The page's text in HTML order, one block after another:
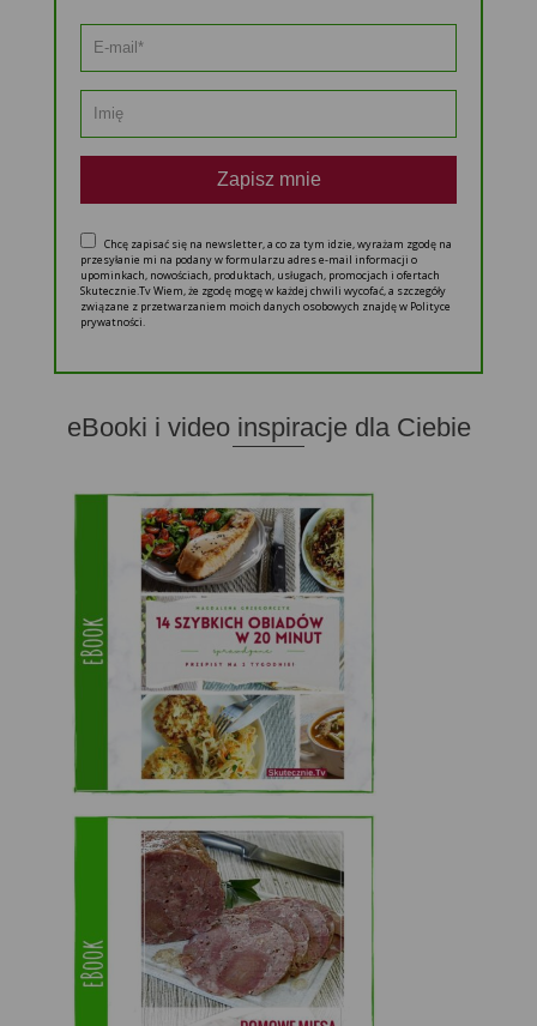
Zapisz mnie
Chcę zapisać się na newsletter, a co za tym idzie, wyrażam zgodę na
przesyłanie mi na podany w formularzu adres e-mail informacji o
upominkach, nowościach, produktach, usługach, promocjach i ofertach
Skutecznie.Tv Wiem, że zgodę mogę w każdej chwili wycofać, a szczegóły
związane z przetwarzaniem moich danych osobowych znajdę w Polityce
prywatności.
eBooki i video inspiracje dla Ciebie